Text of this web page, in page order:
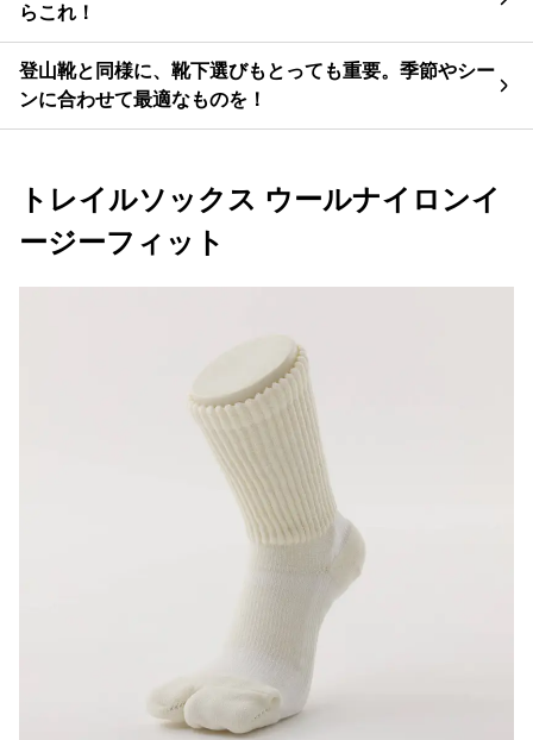
らこれ！
登山靴と同様に、靴下選びもとっても重要。季節やシー
ンに合わせて最適なものを！
トレイルソックス ウールナイロンイ
ージーフィット